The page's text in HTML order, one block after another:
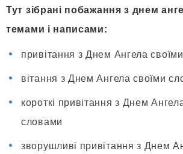
Тут зібрані побажання з днем
темами і написами:
привітання з Днем Ангела
вітання з Днем Ангела своїми
короткі привітання з Днем
словами
зворушливі привітання з Днем